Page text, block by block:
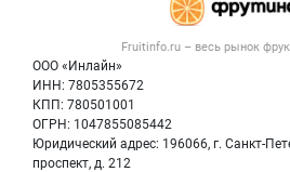
Fruitinfo.ru – весь рынок
ООО «Инлайн»
ИНН: 7805355672
КПП: 780501001
ОГРН: 1047855085442
Юридический адрес: 196066, г. Санкт-
проспект, д. 212
Контактная
Политика обработки
Новости рынка
Овощи
Фрукты